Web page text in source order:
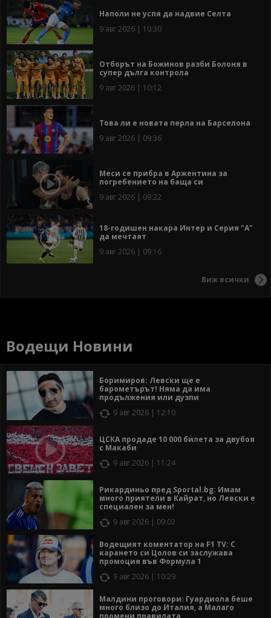
Наполи не успя да надвие Селта
9 авг 2026 | 10:30
Отборът на Божинов разби Болоня в
супер дълга контрола
9 авг 2026 | 10:12
Това ли е новата перла на Барселона
9 авг 2026 | 09:36
Меси се прибра в Аржентина за
погребението на баща си
9 авг 2026 | 09:22
18-годишен накара Интер и Серия "А"
да мечтаят
9 авг 2026 | 09:16
Виж всички
Водещи Новини
Боримиров: Левски ще е
барометърът! Няма да има
продължения или дузпи
9 авг 2026 | 12:10
ЦСКА продаде 10 000 билета за двубоя
с Макаби
9 авг 2026 | 11:24
Рикардиньо пред Sportal.bg: Имам
много приятели в Кайрат, но Левски е
специален за мен!
9 авг 2026 | 09:02
Водещият коментатор на F1 TV: С
карането си Цолов си заслужава
промоция във Формула 1
9 авг 2026 | 10:29
Малдини проговори: Гуардиола беше
много близо до Италия, а Малаго
промени правилата